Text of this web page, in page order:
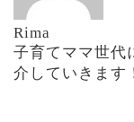
Rima
子育てママ世代
介していきます